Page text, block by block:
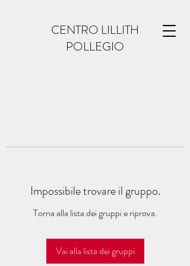
CENTRO LILLITH
POLLEGIO
Impossibile trovare il gruppo.
Torna alla lista dei gruppi e riprova.
Vai alla lista dei gruppi